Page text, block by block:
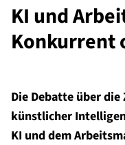
KI und
Konkurrent
Die Debatte über
künstlicher
KI und dem